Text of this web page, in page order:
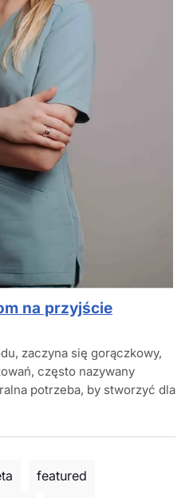
na przyjście
zaczyna się gorączkowy,
często nazywany
potrzeba, by stworzyć dla
featured